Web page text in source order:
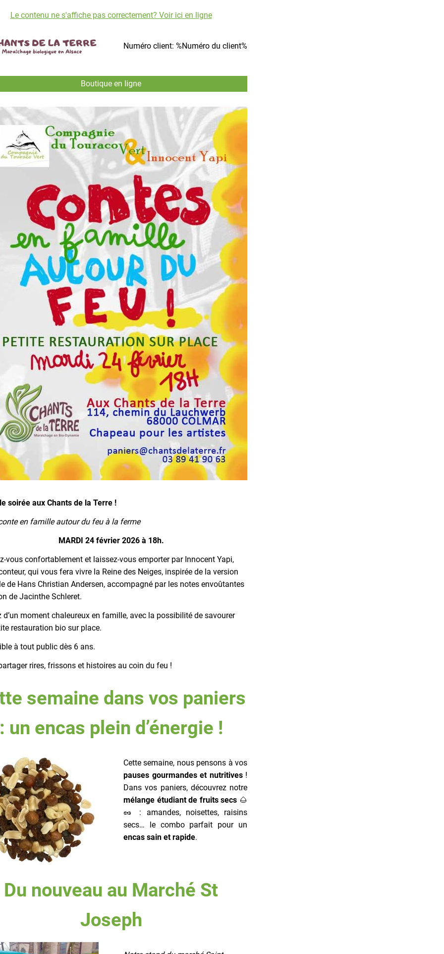
Le contenu ne s'affiche pas correctement? Voir ici en ligne
Numéro client: %Numéro du client%
Boutique en ligne
soirée aux Chants de la Terre !
en famille autour du feu à la ferme
MARDI 24 février 2026 à 18h.
vous confortablement et laissez-vous emporter par Innocent Yapi,
qui vous fera vivre la Reine des Neiges, inspirée de la version
de Hans Christian Andersen, accompagné par les notes envoûtantes
de Jacinthe Schleret.
d’un moment chaleureux en famille, avec la possibilité de savourer
restauration bio sur place.
à tout public dès 6 ans.
rires, frissons et histoires au coin du feu !
semaine dans vos paniers
un encas plein d’énergie !
Cette semaine, nous pensons à vos
pauses gourmandes et nutritives!
Dans vos paniers, découvrez notre
mélange étudiant de fruits secs 🌰
🥜 : amandes, noisettes, raisins
secs… le combo parfait pour un
encas sain et rapide.
Du nouveau au Marché St
Joseph